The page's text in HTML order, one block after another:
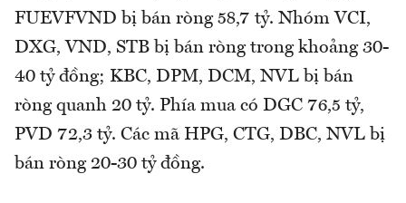
FUEVFVND bị bán ròng 58,7 tỷ. Nhóm VCI,
DXG, VND, STB bị bán ròng trong khoảng 30-
40 tỷ đồng; KBC, DPM, DCM, NVL bị bán
ròng quanh 20 tỷ. Phía mua có DGC 76,5 tỷ,
PVD 72,3 tỷ. Các mã HPG, CTG, DBC, NVL bị
bán ròng 20-30 tỷ đồng.